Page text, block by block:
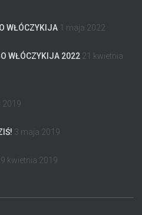
WŁÓCZYKIJA 1 maja 2022
WŁÓCZYKIJA 2022 21 kwietnia
2019
3 maja 2019
kwietnia 2019